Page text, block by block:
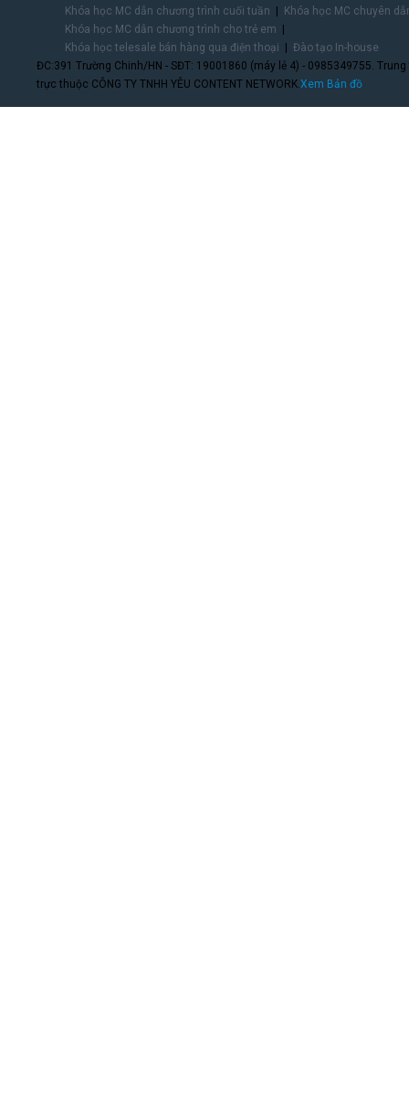
Khóa học MC dẫn chương trình cuối tuần
Khóa học MC chuyên
Khóa học MC dẫn chương trình cho trẻ em
Khóa học telesale bán hàng qua điện thoại
Đào tạo In-house
ĐC:391 Trường Chinh/HN - SĐT: 19001860 (máy lẻ 4) - 0985349755.
trực thuộc CÔNG TY TNHH YÊU CONTENT NETWORK. Xem Bản đồ